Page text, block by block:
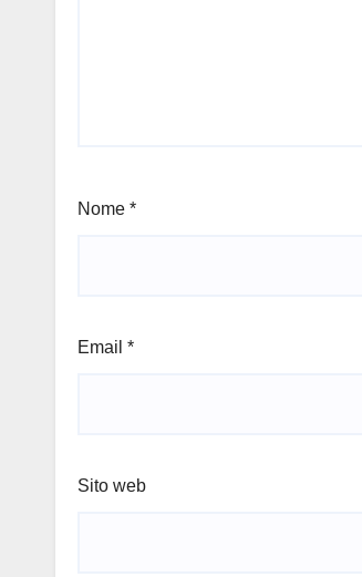
Nome *
Email *
Sito web